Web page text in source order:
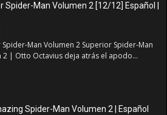
Spider-Man Volumen 2 [12/12] Español |
Spider-Man Volumen 2 Superior Spider-Man
2 | Otto Octavius deja atrás el apodo...
Spider-Man Volumen 2 | Español